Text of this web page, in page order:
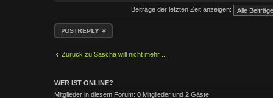
Beiträge der letzten Zeit anzeigen:
Antwort erstellen
Zurück zu Sascha will nicht mehr ...
WER IST ONLINE?
Mitglieder in diesem Forum: 0 Mitglieder und 2 Gäste